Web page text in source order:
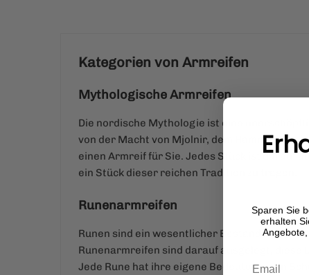
Kategorien von Armreifen
Mythologische Armreifen
Die nordische Mythologie ist eine
von der Macht von Mjolnir, dem Hammer
einen Armreif für Sie. Jedes Stück ist darauf
ein Stück dieser reichen Tradition zu tragen.
Runenarmreifen
Runen sind ein wesentlicher Bestandteil der
Runenarmreifen sind darauf ausgelegt, diese
Jede Rune hat ihre eigene Bedeutung, von
Sparen Sie
erhalten